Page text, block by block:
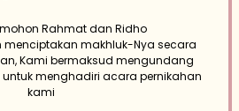
Rahmat dan Ridho
menciptakan makhluk-Nya secara
Kami bermaksud mengundang
menghadiri acara pernikahan
kami